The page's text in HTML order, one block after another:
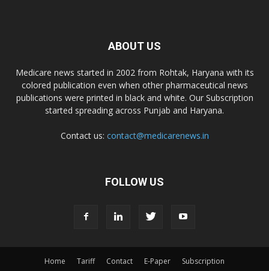
ABOUT US
Medicare news started in 2002 from Rohtak, Haryana with its
colored publication even when other pharmaceutical news
publications were printed in black and white. Our Subscription
started spreading across Punjab and Haryana.
Contact us: contact@medicarenews.in
FOLLOW US
Home Tariff Contact E-Paper Subscription